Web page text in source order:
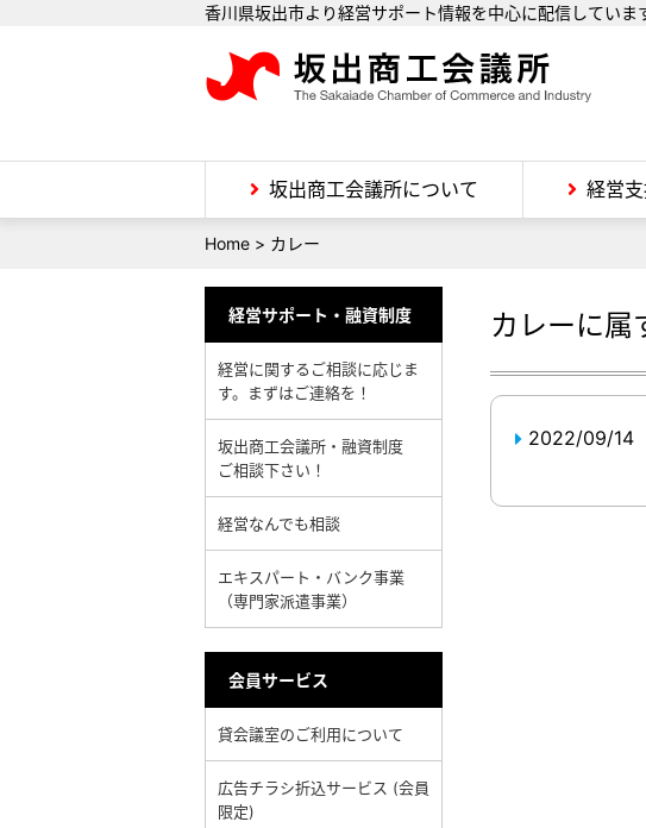
香川県坂出市より経営サポート情報を中心に配信していま
坂出商工会議所について 経営
Home > カレー
カレーに属
2022/09/14
経営サポート・融資制度
経営に関するご相談に応じま
す。まずはご連絡を！
坂出商工会議所・融資制度
ご相談下さい！
経営なんでも相談
エキスパート・バンク事業
（専門家派遣事業）
会員サービス
貸会議室のご利用について
広告チラシ折込サービス (会員
限定)